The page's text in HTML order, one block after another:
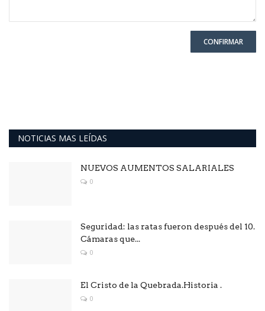
CONFIRMAR
NOTICIAS MAS LEÍDAS
NUEVOS AUMENTOS SALARIALES
0
Seguridad: las ratas fueron después del 10.
Cámaras que...
0
El Cristo de la Quebrada.Historia .
0